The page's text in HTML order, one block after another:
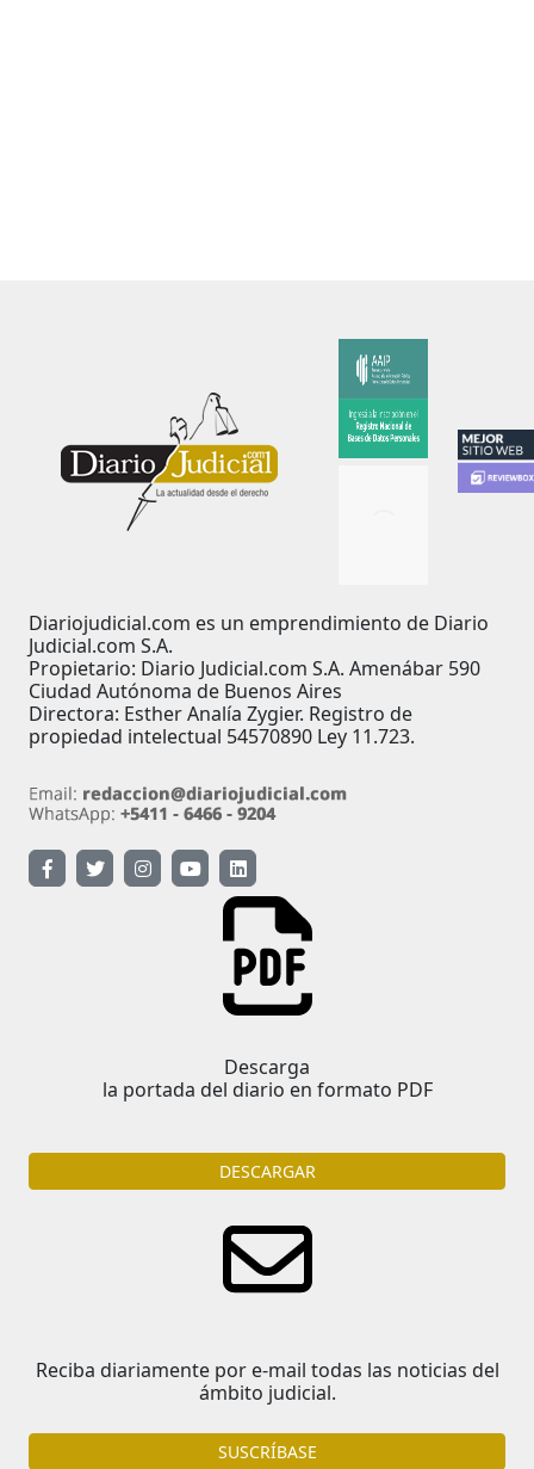
Diariojudicial.com es un emprendimiento de Diario
Judicial.com S.A.
Propietario: Diario Judicial.com S.A. Amenábar 590
Ciudad Autónoma de Buenos Aires
Directora: Esther Analía Zygier. Registro de
propiedad intelectual 54570890 Ley 11.723.
Descarga
la portada del diario en formato PDF
DESCARGAR
Reciba diariamente por e-mail todas las noticias del
ámbito judicial.
SUSCRÍBASE